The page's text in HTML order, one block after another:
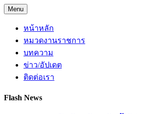
Skip
to
content
Menu
หน้าหลัก
หมวดงานราชการ
บทความ
ข่าว/อัปเดต
ติดต่อเรา
Flash News